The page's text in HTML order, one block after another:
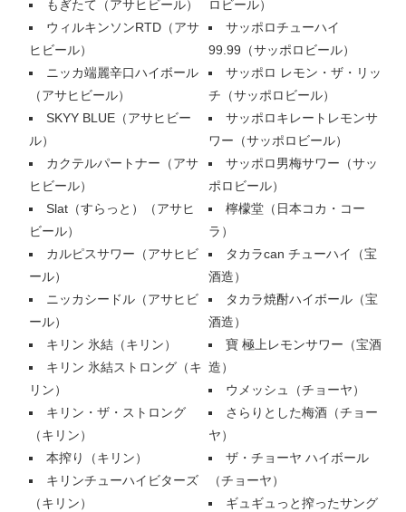
もぎたて（アサヒビール）
ウィルキンソンRTD（アサ
ヒビール）
ニッカ端麗辛口ハイボール
（アサヒビール）
SKYY BLUE（アサヒビー
ル）
カクテルパートナー（アサ
ヒビール）
Slat（すらっと）（アサヒ
ビール）
カルピスサワー（アサヒビ
ール）
ニッカシードル（アサヒビ
ール）
キリン 氷結（キリン）
キリン 氷結ストロング（キ
リン）
キリン・ザ・ストロング
（キリン）
本搾り（キリン）
キリンチューハイビターズ
（キリン）
ロビール）
サッポロチューハイ
99.99（サッポロビール）
サッポロ レモン・ザ・リッ
チ（サッポロビール）
サッポロキレートレモンサ
ワー（サッポロビール）
サッポロ男梅サワー（サッ
ポロビール）
檸檬堂（日本コカ・コー
ラ）
タカラcan チューハイ（宝
酒造）
タカラ焼酎ハイボール（宝
酒造）
寶 極上レモンサワー（宝酒
造）
ウメッシュ（チョーヤ）
さらりとした梅酒（チョー
ヤ）
ザ・チョーヤ ハイボール
（チョーヤ）
ギュギュっと搾ったサング